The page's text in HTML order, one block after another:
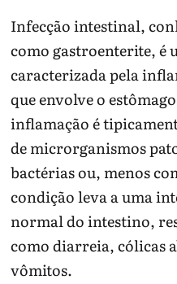
Infecção intestinal,
como gastroenterite, é
caracterizada pela
que envolve o
inflamação é
de microrganismos
bactérias ou, menos
condição leva a uma
normal do intestino,
como diarreia, cólicas
vômitos.